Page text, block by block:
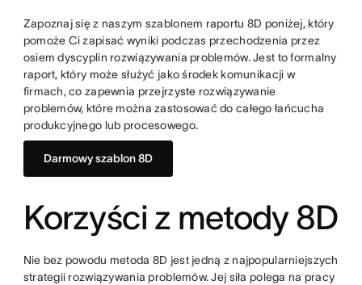
Zapoznaj się z naszym szablonem raportu 8D poniżej, który
pomoże Ci zapisać wyniki podczas przechodzenia przez
osiem dyscyplin rozwiązywania problemów. Jest to formalny
raport, który może służyć jako środek komunikacji w
firmach, co zapewnia przejrzyste rozwiązywanie
problemów, które można zastosować do całego łańcucha
produkcyjnego lub procesowego.
Darmowy szablon 8D
Korzyści z metody 8D
Nie bez powodu metoda 8D jest jedną z najpopularniejszych
strategii rozwiązywania problemów. Jej siła polega na pracy